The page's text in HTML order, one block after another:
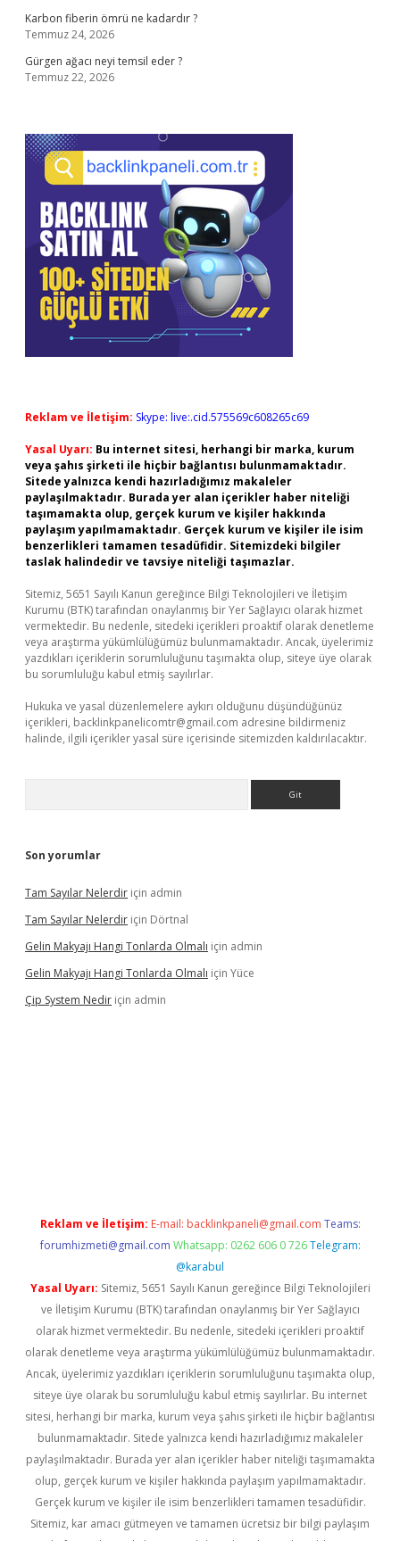
Karbon fiberin ömrü ne kadardır ?
Temmuz 24, 2026
Gürgen ağacı neyi temsil eder ?
Temmuz 22, 2026
Reklam ve İletişim: Skype: live:.cid.575569c608265c69
Yasal Uyarı: Bu internet sitesi, herhangi bir marka, kurum
veya şahıs şirketi ile hiçbir bağlantısı bulunmamaktadır.
Sitede yalnızca kendi hazırladığımız makaleler
paylaşılmaktadır. Burada yer alan içerikler haber niteliği
taşımamakta olup, gerçek kurum ve kişiler hakkında
paylaşım yapılmamaktadır. Gerçek kurum ve kişiler ile isim
benzerlikleri tamamen tesadüfidir. Sitemizdeki bilgiler
taslak halindedir ve tavsiye niteliği taşımazlar.
Sitemiz, 5651 Sayılı Kanun gereğince Bilgi Teknolojileri ve İletişim
Kurumu (BTK) tarafından onaylanmış bir Yer Sağlayıcı olarak hizmet
vermektedir. Bu nedenle, sitedeki içerikleri proaktif olarak denetleme
veya araştırma yükümlülüğümüz bulunmamaktadır. Ancak, üyelerimiz
yazdıkları içeriklerin sorumluluğunu taşımakta olup, siteye üye olarak
bu sorumluluğu kabul etmiş sayılırlar.
Hukuka ve yasal düzenlemelere aykırı olduğunu düşündüğünüz
içerikleri, backlinkpanelicomtr@gmail.com adresine bildirmeniz
halinde, ilgili içerikler yasal süre içerisinde sitemizden kaldırılacaktır.
Son yorumlar
Tam Sayılar Nelerdir için admin
Tam Sayılar Nelerdir için Dörtnal
Gelin Makyajı Hangi Tonlarda Olmalı için admin
Gelin Makyajı Hangi Tonlarda Olmalı için Yüce
Çip System Nedir için admin
Reklam ve İletişim: E-mail: backlinkpaneli@gmail.com Teams:
forumhizmeti@gmail.com Whatsapp: 0262 606 0 726 Telegram:
@karabul
Yasal Uyarı: Sitemiz, 5651 Sayılı Kanun gereğince Bilgi Teknolojileri
ve İletişim Kurumu (BTK) tarafından onaylanmış bir Yer Sağlayıcı
olarak hizmet vermektedir. Bu nedenle, sitedeki içerikleri proaktif
olarak denetleme veya araştırma yükümlülüğümüz bulunmamaktadır.
Ancak, üyelerimiz yazdıkları içeriklerin sorumluluğunu taşımakta olup,
siteye üye olarak bu sorumluluğu kabul etmiş sayılırlar. Bu internet
sitesi, herhangi bir marka, kurum veya şahıs şirketi ile hiçbir bağlantısı
bulunmamaktadır. Sitede yalnızca kendi hazırladığımız makaleler
paylaşılmaktadır. Burada yer alan içerikler haber niteliği taşımamakta
olup, gerçek kurum ve kişiler hakkında paylaşım yapılmamaktadır.
Gerçek kurum ve kişiler ile isim benzerlikleri tamamen tesadüfidir.
Sitemiz, kar amacı gütmeyen ve tamamen ücretsiz bir bilgi paylaşım